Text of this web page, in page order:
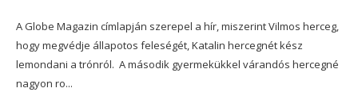
A Globe Magazin címlapján szerepel a hír, miszerint Vilmos herceg,
hogy megvédje állapotos feleségét, Katalin hercegnét kész
lemondani a trónról. A második gyermekükkel várandós hercegné
nagyon ro...